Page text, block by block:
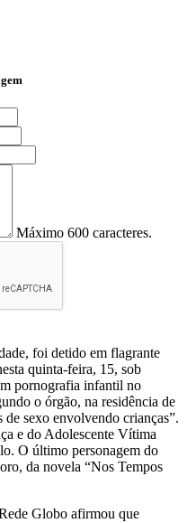
Máximo 600 caracteres.
foi detido em flagrante
quinta-feira, 15, sob
pornografia infantil no
o órgão, na residência de
sexo envolvendo crianças”.
e do Adolescente Vítima
O último personagem do
da novela “Nos Tempos
Globo afirmou que